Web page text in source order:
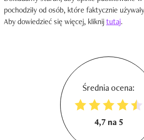
pochodziły od osób, które faktycznie
Aby dowiedzieć się więcej, kliknijtutaj.
Średnia ocena:
4,7 na 5